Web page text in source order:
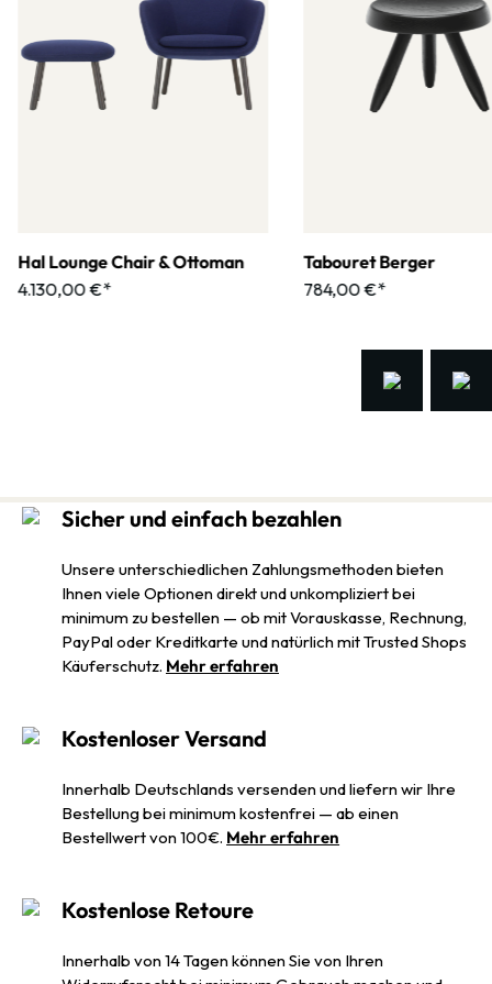
Hal Lounge Chair & Ottoman
4.130,00 €*
Tabouret Berger
784,00 €*
Sicher und einfach bezahlen
Unsere unterschiedlichen Zahlungsmethoden bieten
Ihnen viele Optionen direkt und unkompliziert bei
minimum zu bestellen — ob mit Vorauskasse, Rechnung,
PayPal oder Kreditkarte und natürlich mit Trusted Shops
Käuferschutz. Mehr erfahren
Kostenloser Versand
Innerhalb Deutschlands versenden und liefern wir Ihre
Bestellung bei minimum kostenfrei — ab einen
Bestellwert von 100€. Mehr erfahren
Kostenlose Retoure
Innerhalb von 14 Tagen können Sie von Ihren